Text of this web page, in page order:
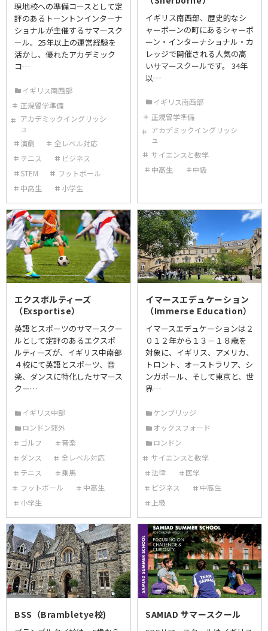
現地校への準備コースとして定
評のあるトーントンインターナ
ショナルが主催するサマースク
ール。25年以上の運営経験を
活かし、優れたアカデミック
コ…
イギリス南西部
正規留学準備
アカデミックイングリッシ
ュ
演劇
全レベル対応
テニス
ビジネス
STEM
フットボール
中高生
小学生
イギリス南西部、歴史的なシ
ャーボーンの町にあるシャーボ
ーン・インターナショナル・カ
レッジで開催される人気の高
いサマースクールです。 34年
以…
イギリス南西部
正規留学準備
アカデミックイングリッシ
ュ
サイエンスと数学
中高生
中級
エクスポルティーズ
（Exsportise）
英語とスポーツのサマースクー
ルとして定評のあるエクスポ
ルティーズが、イギリス中南部
４校にて英語とスポーツ、音
楽、ダンスに特化したサマース
クー…
イギリス中部
ロンドン郊外
ゴルフ
音楽
ダンス
全レベル対応
テニス
乗馬
フットボール
中高生
小学生
イマースエデュケーション
（Immerse Education）
イマースエデュケーションは２
０１２年から１３－１８歳を
対象に、イギリス、アメリカ、
トロント、オーストラリア、シ
ンガポール、そして東京と、世
界…
ケンブリッジ
オックスフォード
ロンドン
サイエンスと数学
法律
医学
ビジネス
中高生
上級
BSS（Brambletye校) SAMIAD サマースクール